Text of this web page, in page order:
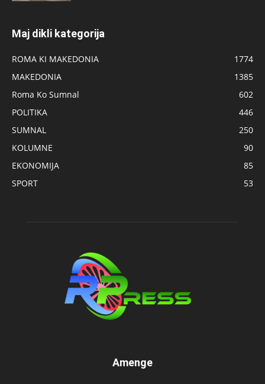
Maj dikli kategorija
ROMA KI MAKEDONIA
1774
MAKEDONIA
1385
Roma Ko Sumnal
602
POLITIKA
446
SUMNAL
250
KOLUMNE
90
EKONOMIJA
85
SPORT
53
Amenge